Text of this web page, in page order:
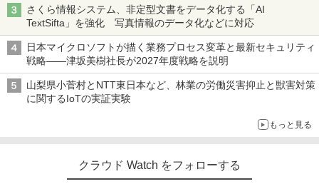
さくら情報システム、非定型文書をデータ化する「AI
TextSifta」を強化 写真情報のデータ化などに対応
日本マイクロソフトが描く業務プロセス変革と最新セキュリティ
戦略――津坂美樹社長が2027年度戦略を説明
山梨県小菅村とNTT東日本など、林業の労働災害抑止と獣害対策
に関するIoTの実証実験
もっと見る
クラウド Watch をフォローする